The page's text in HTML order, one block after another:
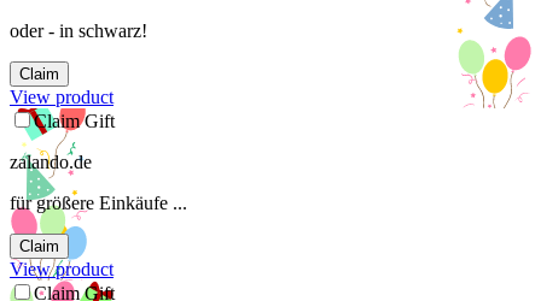
oder - in schwarz!
Claim
View product
Claim Gift
zalando.de
für größere Einkäufe ...
Claim
View product
Claim Gift